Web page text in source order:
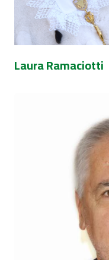
Laura Ramaciotti